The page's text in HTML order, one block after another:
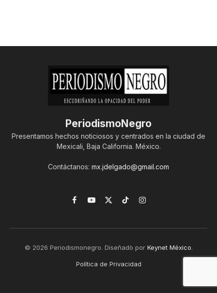
PeriodismoNegro
Presentamos hechos noticiosos y centrados en la ciudad de
Mexicali, Baja California. México.
Contáctanos: mx.jdelgado@gmail.com
Facebook
YouTube
X
TikTokInstagram
© 2026 Periodismonegro. Diseñado por Keynet México.
Política de Privacidad